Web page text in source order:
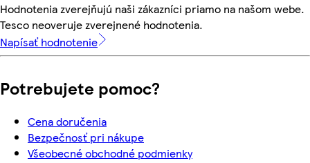
Hodnotenia zverejňujú naši zákazníci priamo na našom webe.
Tesco neoveruje zverejnené hodnotenia.
Napísať hodnotenie
Potrebujete pomoc?
Cena doručenia
Bezpečnosť pri nákupe
Všeobecné obchodné podmienky